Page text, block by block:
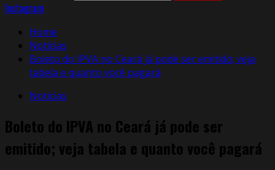
Instagram
Home
Notícias
Boleto do IPVA no Ceará já pode ser emitido; veja
tabela e quanto você pagará
Notícias
Boleto do IPVA no Ceará já pode ser
emitido; veja tabela e quanto você pagará